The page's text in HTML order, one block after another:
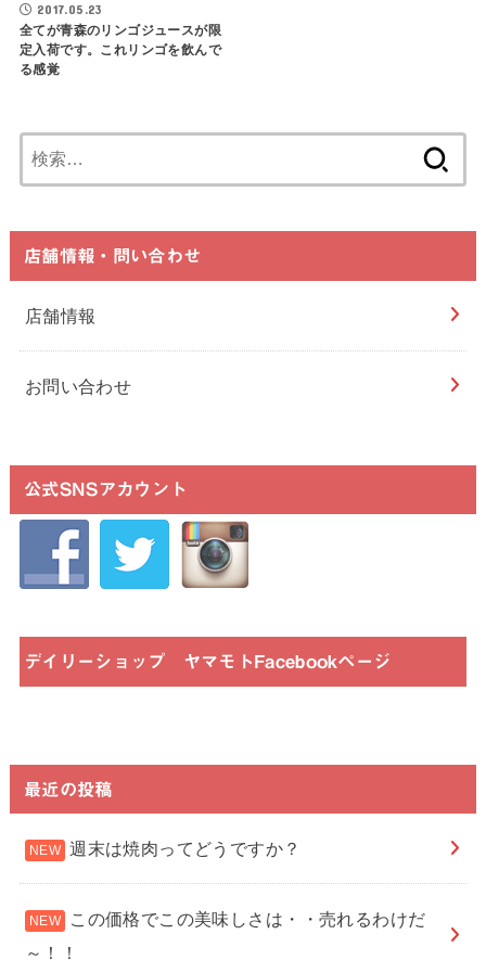
2017.05.23
全てが青森のリンゴジュースが限
定入荷です。これリンゴを飲んで
る感覚
索:
店舗情報・問い合わせ
店舗情報
お問い合わせ
公式SNSアカウント
デイリーショップ ヤマモトFacebookページ
最近の投稿
週末は焼肉ってどうですか？
この価格でこの美味しさは・・売れるわけだ
～！！